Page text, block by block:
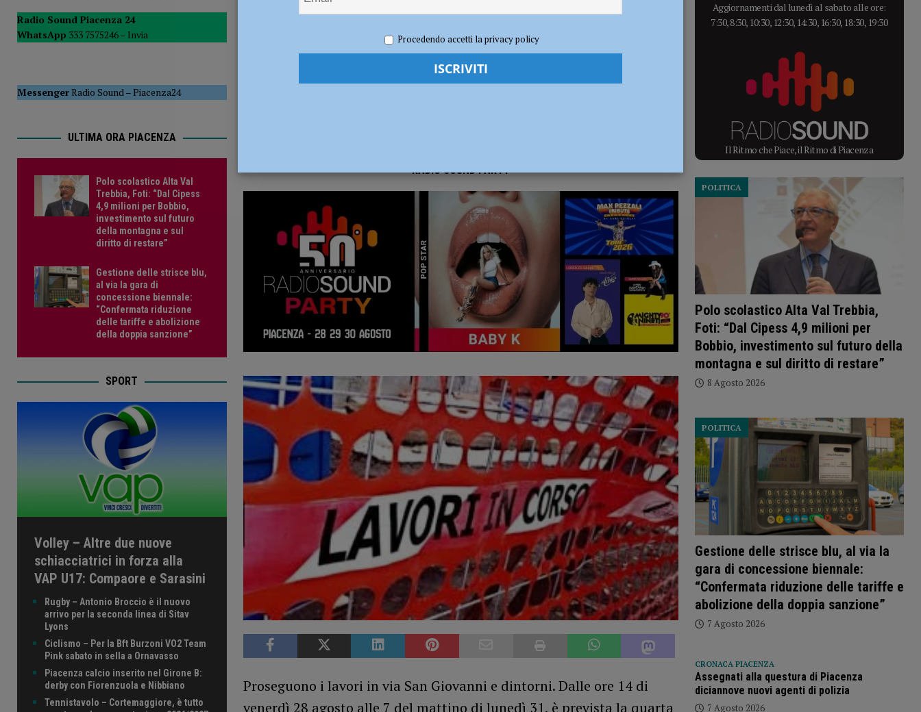
diritto di restare” POLITICA
RADIO SOUND PARTY
Proseguono i lavori in via San Giovanni e dintorni. Dalle ore 14 di
venerdì 28 agosto alle 7 del mattino di lunedì 31, è prevista la quarta
Radio Sound Piacenza 24
WhatsApp 333 7575246 – Invia
MessengerRadio Sound–Piacenza24
ULTIMA ORA PIACENZA
Polo scolastico Alta Val
Trebbia, Foti: “Dal Cipess
4,9 milioni per Bobbio,
investimento sul futuro
della montagna e sul
diritto di restare”
Gestione delle strisce blu,
al via la gara di
concessione biennale:
“Confermata riduzione
delle tariffe e abolizione
della doppia sanzione”
SPORT
Volley – Altre due nuove
schiacciatrici in forza alla
VAP U17: Compaore e Sarasini
Rugby – Antonio Broccio è il nuovo
arrivo per la seconda linea di Sitav
Lyons
Ciclismo – Per la Bft Burzoni VO2 Team
Pink sabato in sella a Ornavasso
Piacenza calcio inserito nel Girone B:
derby con Fiorenzuola e Nibbiano
Tennistavolo – Cortemaggiore, è tutto
Aggiornamenti dal lunedì al sabato alle ore:
7:30, 8:30, 10:30, 12:30, 14:30, 16:30, 18:30, 19:30
Il Ritmo che Piace, il Ritmo di Piacenza
Polo scolastico Alta Val Trebbia,
Foti: “Dal Cipess 4,9 milioni per
Bobbio, investimento sul futuro della
montagna e sul diritto di restare”
POLITICA
8 Agosto 2026
Gestione delle strisce blu, al via la
gara di concessione biennale:
“Confermata riduzione delle tariffe e
abolizione della doppia sanzione”
POLITICA
7 Agosto 2026
CRONACA PIACENZA
Assegnati alla questura di Piacenza
diciannove nuovi agenti di polizia
7 Agosto 2026
Procedendo accetti la privacy policy